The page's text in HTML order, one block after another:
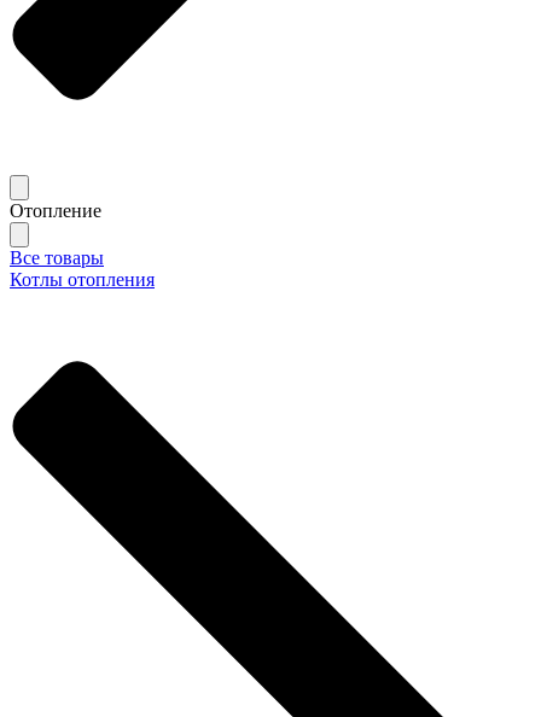
Отопление
Все товары
Котлы отопления